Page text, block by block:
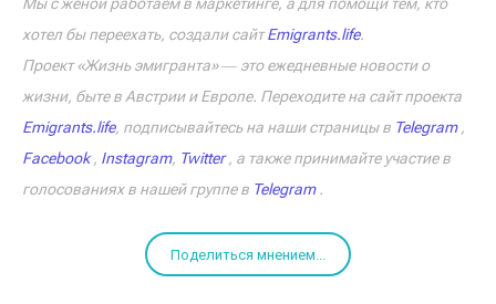
хотел бы переехать, создали сайтEmigrants.life.
Проект «Жизнь эмигранта» ― это ежедневные новости о
жизни, быте в Австрии и Европе. Переходите на сайт проекта
Emigrants.life, подписывайтесь на наши страницы в Telegram,
Facebook, Instagram, Twitter, а также принимайте участие в
голосованиях в нашей группе в Telegram.
Поделиться мнением...